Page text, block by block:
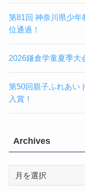
第81回 神奈川県少
位通過！
2026鎌倉学童夏季大
第50回親子ふれあ
入賞！
Archives
Archives